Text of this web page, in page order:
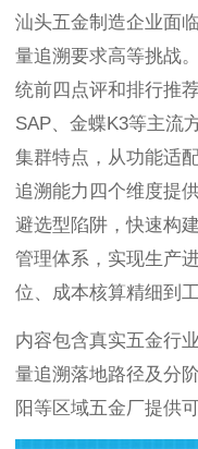
汕头五金制造企业面
量追溯要求高等挑战
统前四点评和排行推
SAP、金蝶K3等主流
集群特点，从功能适
追溯能力四个维度提
避选型陷阱，快速构
管理体系，实现生产
位、成本核算精细到工
内容包含真实五金行
量追溯落地路径及分
阳等区域五金厂提供